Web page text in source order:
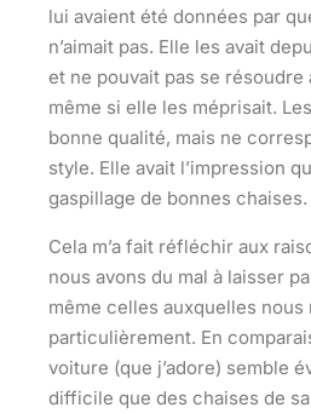
lui avaient été données par
n’aimait pas. Elle les avait
et ne pouvait pas se résoudre
même si elle les méprisait.
bonne qualité, mais ne
style. Elle avait l’impression
gaspillage de bonnes chaises.
Cela m’a fait réfléchir aux
nous avons du mal à laisser
même celles auxquelles nous
particulièrement. En
voiture (que j’adore) semble
difficile que des chaises de